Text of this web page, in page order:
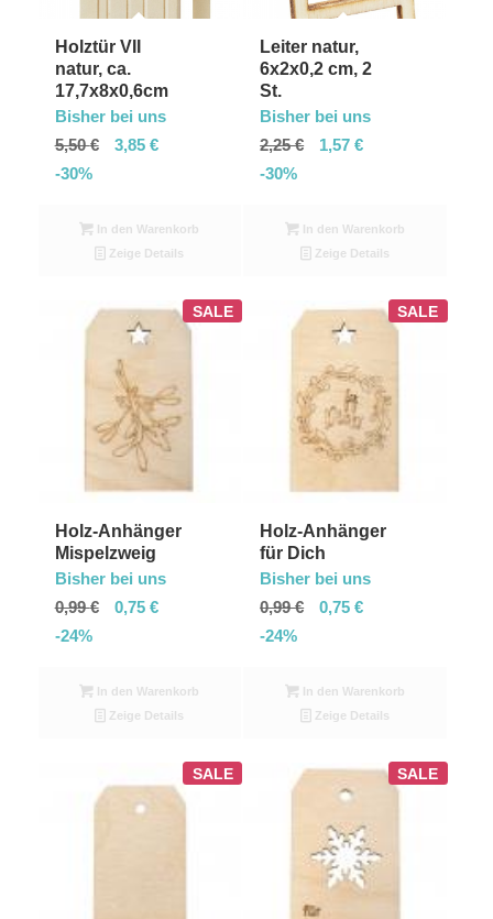
Holztür VII
natur, ca.
17,7x8x0,6cm
Bisher bei uns
5,50€ 3,85 €
-30%
In den Warenkorb
Zeige Details
Leiter natur,
6x2x0,2 cm, 2
St.
Bisher bei uns
2,25€ 1,57€
-30%
In den Warenkorb
Zeige Details
SALE
Holz-Anhänger
Mispelzweig
Bisher bei uns
0,99€ 0,75 €
-24%
In den Warenkorb
Zeige Details
SALE
Holz-Anhänger
für Dich
Bisher bei uns
0,99€ 0,75€
-24%
In den Warenkorb
Zeige Details
SALE SALE